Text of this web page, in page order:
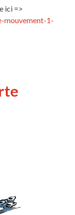
ici =>
mouvement-1-